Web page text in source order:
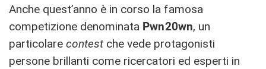
Anche quest’anno è in corso la famosa
competizione denominata Pwn20wn, un
particolare contest che vede protagonisti
persone brillanti come ricercatori ed esperti in